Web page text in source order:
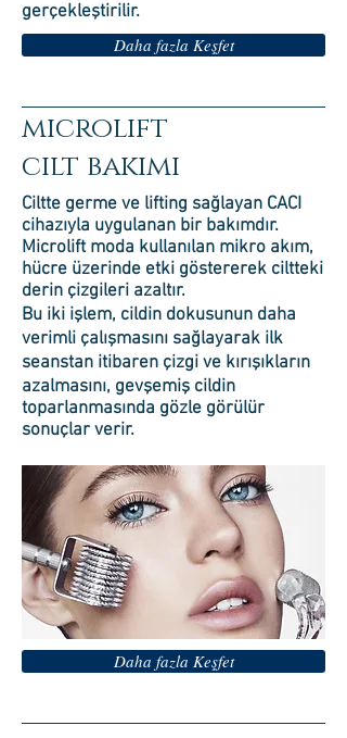
gerçekleştirilir.
Daha fazla Keşfet
mıcrolıft
cılt bakımı
Ciltte germe ve lifting sağlayan CACI
cihazıyla uygulanan bir bakımdır.
Microlift moda kullanılan mikro akım,
hücre üzerinde etki göstererek ciltteki
derin çizgileri azaltır.
Bu iki işlem, cildin dokusunun daha
verimli çalışmasını sağlayarak ilk
seanstan itibaren çizgi ve kırışıkların
azalmasını, gevşemiş cildin
toparlanmasında gözle görülür
sonuçlar verir.
Daha fazla Keşfet